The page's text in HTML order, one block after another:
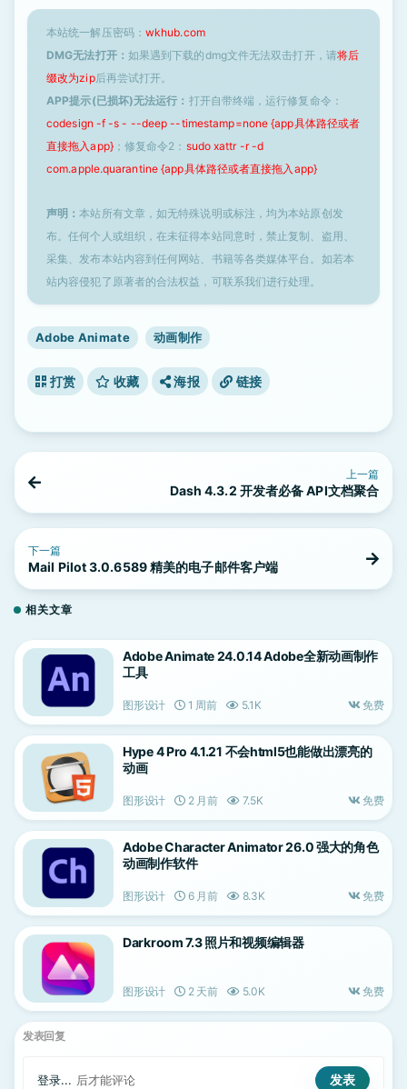
本站统一解压密码： wkhub.com
DMG无法打开： 如果遇到下载的dmg文件无法双击打开，请将后
缀改为zip后再尝试打开。
APP提示(已损坏)无法运行： 打开自带终端，运行修复命令：
codesign -f -s - --deep --timestamp=none {app具体路径或者
直接拖入app}；修复命令2： sudo xattr -r -d
com.apple.quarantine {app具体路径或者直接拖入app}
声明：本站所有文章，如无特殊说明或标注，均为本站原创发
布。任何个人或组织，在未征得本站同意时，禁止复制、盗用、
采集、发布本站内容到任何网站、书籍等各类媒体平台。如若本
站内容侵犯了原著者的合法权益，可联系我们进行处理。
Adobe Animate 动画制作
打赏 收藏 海报 链接
上一篇
Dash 4.3.2 开发者必备 API文档聚合
下一篇
Mail Pilot 3.0.6589 精美的电子邮件客户端
相关文章
Adobe Animate 24.0.14 Adobe全新动画制作
工具
图形设计 1 周前 5.1K 免费
Hype 4 Pro 4.1.21 不会html5也能做出漂亮的
动画
图形设计 2 月前 7.5K 免费
Adobe Character Animator 26.0 强大的角色
动画制作软件
图形设计 6 月前 8.3K 免费
Darkroom 7.3 照片和视频编辑器
图形设计 2 天前 5.0K 免费
发表回复
登录... 后才能评论